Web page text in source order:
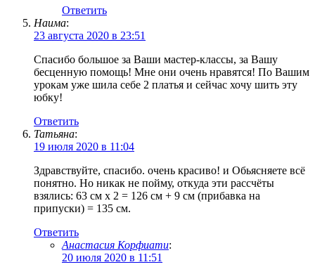
Ответить
Наима:
23 августа 2020 в 23:51
Спасибо большое за Ваши мастер-классы, за Вашу
бесценную помощь! Мне они очень нравятся! По Вашим
урокам уже шила себе 2 платья и сейчас хочу шить эту
юбку!
Ответить
Татьяна:
19 июля 2020 в 11:04
Здравствуйте, спасибо. очень красиво! и Обьясняете всё
понятно. Но никак не пойму, откуда эти рассчёты
взялись: 63 см х 2 = 126 см + 9 см (прибавка на
припуски) = 135 см.
Ответить
Анастасия Корфиати:
20 июля 2020 в 11:51